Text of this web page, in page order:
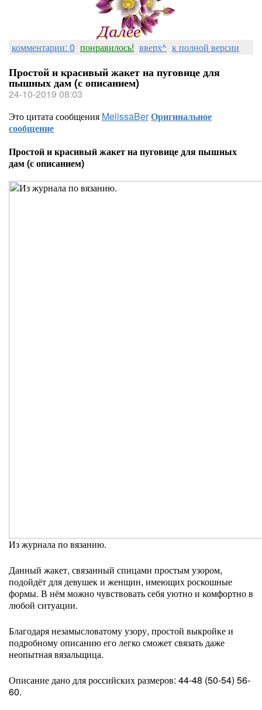
комментарии: 0 понравилось! вверх^ к полной версии
Простой и красивый жакет на пуговице для
пышных дам (с описанием)
24-10-2019 08:03
Это цитата сообщения MelissaBerОригинальное
сообщение
Простой и красивый жакет на пуговице для пышных
дам (с описанием)
Из журнала по вязанию.
Данный жакет, связанный спицами простым узором,
подойдёт для девушек и женщин, имеющих роскошные
формы. В нём можно чувствовать себя уютно и комфортно в
любой ситуации.
Благодаря незамысловатому узору, простой выкройке и
подробному описанию его легко сможет связать даже
неопытная вязальщица.
Описание дано для российских размеров: 44-48 (50-54) 56-
60.